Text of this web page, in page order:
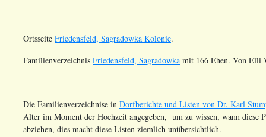
Ortsseite Friedensfeld, Sagradowka Kolonie.
Familienverzeichnis Friedensfeld, Sagradowka mit 166 Ehen. Von Elli
Die Familienverzeichnise in Dorfberichte und Listen von Dr. Karl
Alter im Moment der Hochzeit angegeben, um zu wissen, wann diese
abziehen, dies macht diese Listen ziemlich unübersichtlich.